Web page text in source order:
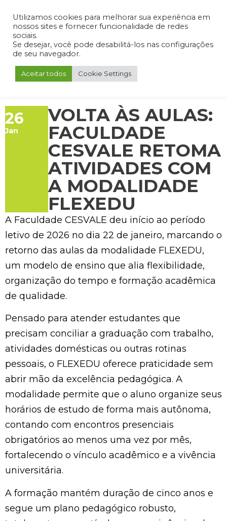
Admin Portal do Aluno Portal do Professor Portal do Coordenador
26
Jan
VOLTA ÀS AULAS:
FACULDADE
CESVALE RETOMA
ATIVIDADES COM
A MODALIDADE
FLEXEDU
A Faculdade CESVALE deu início ao período
letivo de 2026 no dia 22 de janeiro, marcando o
retorno das aulas da modalidade FLEXEDU,
um modelo de ensino que alia flexibilidade,
organização do tempo e formação acadêmica
de qualidade.
Pensado para atender estudantes que
precisam conciliar a graduação com trabalho,
atividades domésticas ou outras rotinas
pessoais, o FLEXEDU oferece praticidade sem
abrir mão da excelência pedagógica. A
modalidade permite que o aluno organize seus
horários de estudo de forma mais autônoma,
contando com encontros presenciais
obrigatórios ao menos uma vez por mês,
fortalecendo o vínculo acadêmico e a vivência
universitária.
A formação mantém duração de cinco anos e
segue um plano pedagógico robusto,
Utilizamos cookies para melhorar sua experiência em
nossos sites e fornecer funcionalidade de redes
sociais.
Se desejar, você pode desabilitá-los nas configurações
de seu navegador.
Aceitar todos Cookie Settings